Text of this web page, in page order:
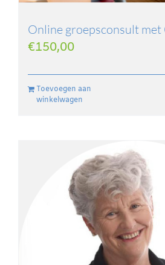
Online groepsconsult met
€150,00
Toevoegen aan
winkelwagen